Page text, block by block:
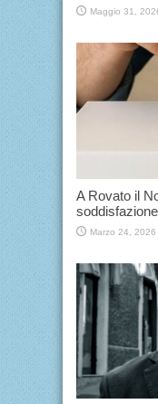
Maggio 31,
A Rovato il
Marzo 24, 2026